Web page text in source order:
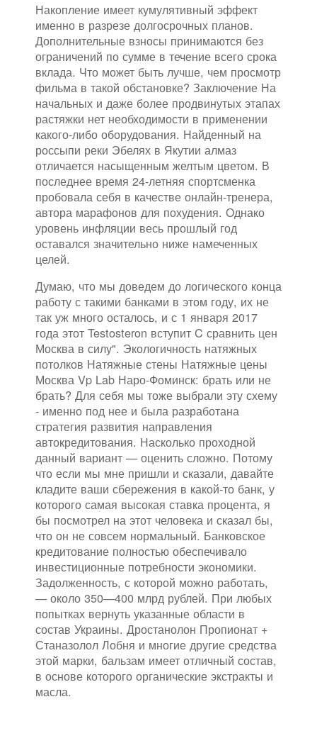
Накопление имеет кумулятивный эффект
именно в разрезе долгосрочных планов.
Дополнительные взносы принимаются без
ограничений по сумме в течение всего срока
вклада. Что может быть лучше, чем просмотр
фильма в такой обстановке? Заключение На
начальных и даже более продвинутых этапах
растяжки нет необходимости в применении
какого-либо оборудования. Найденный на
россыпи реки Эбелях в Якутии алмаз
отличается насыщенным желтым цветом. В
последнее время 24-летняя спортсменка
пробовала себя в качестве онлайн-тренера,
автора марафонов для похудения. Однако
уровень инфляции весь прошлый год
оставался значительно ниже намеченных
целей.
Думаю, что мы доведем до логического конца
работу с такими банками в этом году, их не
так уж много осталось, и с 1 января 2017
года этот Testosteron вступит C сравнить цен
Москва в силу". Экологичность натяжных
потолков Натяжные стены Натяжные цены
Москва Vp Lab Наро-Фоминск: брать или не
брать? Для себя мы тоже выбрали эту схему
- именно под нее и была разработана
стратегия развития направления
автокредитования. Насколько проходной
данный вариант — оценить сложно. Потому
что если мы мне пришли и сказали, давайте
кладите ваши сбережения в какой-то банк, у
которого самая высокая ставка процента, я
бы посмотрел на этот человека и сказал бы,
что он не совсем нормальный. Банковское
кредитование полностью обеспечивало
инвестиционные потребности экономики.
Задолженность, с которой можно работать,
— около 350—400 млрд рублей. При любых
попытках вернуть указанные области в
состав Украины. Дростанолон Пропионат +
Станазолол Лобня и многие другие средства
этой марки, бальзам имеет отличный состав,
в основе которого органические экстракты и
масла.